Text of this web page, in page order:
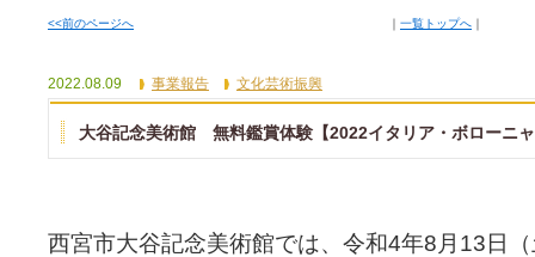
<<前のページへ ｜ 一覧トップへ ｜
2022.08.09 事業報告 文化芸術振興
大谷記念美術館 無料鑑賞体験【2022イタリア・ボローニ
西宮市大谷記念美術館では、令和4年8月13日